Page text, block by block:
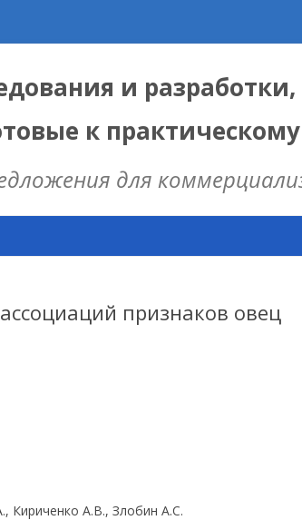
и
к
для
Skip
признаков овец
Кириченко А.В., Злобин А.С.